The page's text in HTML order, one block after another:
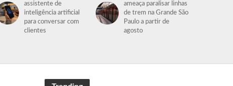
assistente de
inteligência artificial
para conversar com
clientes
ameaça paralisar linhas
de trem na Grande São
Paulo a partir de
agosto